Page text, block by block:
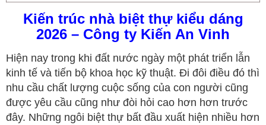
Kiến trúc nhà biệt thự kiểu dáng
2026 – Công ty Kiến An Vinh
Hiện nay trong khi đất nước ngày một phát triển lẫn
kinh tế và tiến bộ khoa học kỹ thuật. Đi đôi điều đó thì
nhu cầu chất lượng cuộc sống của con người cũng
được yêu cầu cũng như đòi hỏi cao hơn hơn trước
đây. Những ngôi biệt thự bất đầu xuất hiện nhiều hơn